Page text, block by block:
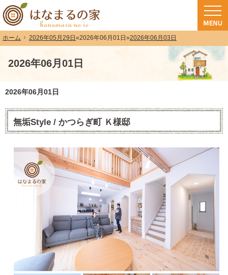
ホーム 2026年05月29日 «2026年06月01日 »2026年06月03日
2026年06月01日
和歌山（和歌山市・岩出市・海南市・紀の川市）で注文住宅(長期優良住宅・
注文住宅・高気密高断熱・長期優良住宅・ZEH・耐震なら（和歌山・和歌山市）
2026年06月01日
無垢Style / かつらぎ町 Ｋ様邸